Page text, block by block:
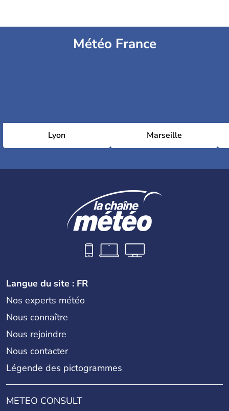
Météo France
Lyon Marseille
Langue du site : FR
Nos experts météo
Nous connaître
Nous rejoindre
Nous contacter
Légende des pictogrammes
METEO CONSULT